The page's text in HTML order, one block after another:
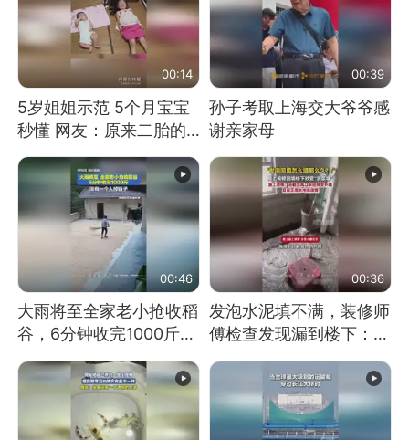
00:14
5岁姐姐示范 5个月宝宝
秒懂 网友：原来二胎的
快乐长这样
00:39
孙子考取上海交大爷爷感
谢亲家母
00:46
大雨将至全家老小抢收稻
谷，6分钟收完1000斤，
没有一个人掉链子
00:36
发泡水泥填不满，装修师
傅检查发现漏到楼下：出
风口未延伸到外墙